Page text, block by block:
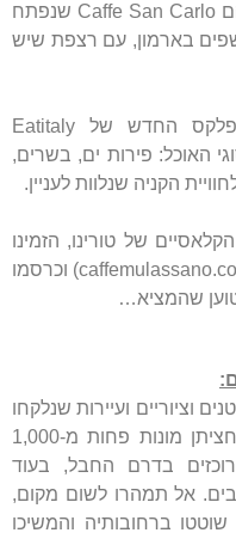
גדושה בבתי קפה אלגנטיים בהם בהם Caffe San Carlo שנפתח
אולם נשפים בארמון, עם רצפת שיש
חובבי האוכל ישמחו לבקר בקומפלקס החדש של Eatitaly
האוכל: פירות ים, בשרים,
הקניה שנלוות לעניין.
של טורינו, הזמינו
את אפריטיף הבית בקפה מולאזנו (caffemulassano.com) וכרסמו
שהמציא…
כ-1,200 כפרים קטנים וציוריים ועיירות שנלקחו
היישר מימי הביניים, כשלמעלה ממחציתן מונות פחות מ-1,000
בדרם החבל, בעוד
אל תמהרו לשום מקום,
ברחובותיה והמשיכו